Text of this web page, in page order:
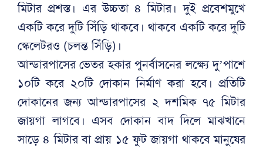
মিটার প্রশস্ত। এর উচ্চতা ৪ মিটার। দুই প্রবেশমুখে
একটি করে দুটি সিঁড়ি থাকবে। থাকবে একটি করে দুটি
স্কেলেটরও (চলন্ত সিঁড়ি)।
আন্ডারপাসের ভেতর হকার পুনর্বাসনের লক্ষ্যে দু’পাশে
১০টি করে ২০টি দোকান নির্মাণ করা হবে। প্রতিটি
দোকানের জন্য আন্ডারপাসের ২ দশমিক ৭৫ মিটার
জায়গা লাগবে। এসব দোকান বাদ দিলে মাঝখানে
সাড়ে ৪ মিটার বা প্রায় ১৫ ফুট জায়গা থাকবে মানুষের